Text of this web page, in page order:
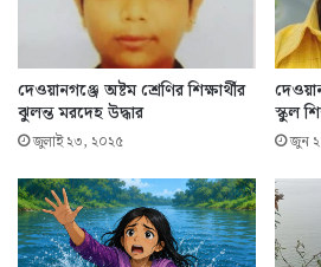
দেওয়ানগঞ্জে অষ্টম শ্রেণির শিক্ষার্থীর
ঝুলন্ত মরদেহ উদ্ধার
জুলাই ২৩, ২০২৫
স্কুল
জুন